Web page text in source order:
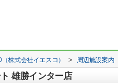
株式会社イエスコ） > 周辺施設案内
雄勝インター店